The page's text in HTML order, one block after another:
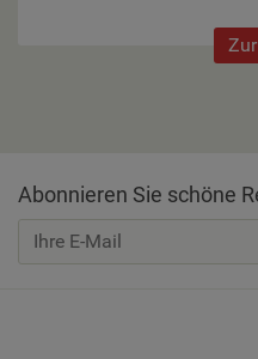
Abonnieren Sie schöne